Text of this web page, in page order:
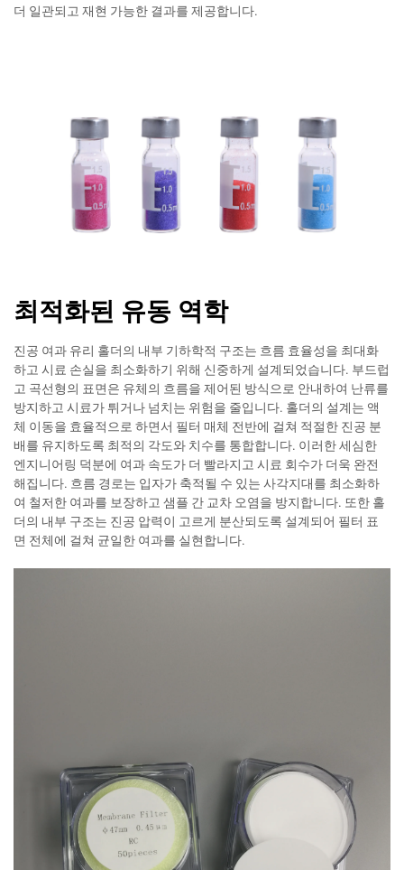
더 일관되고 재현 가능한 결과를 제공합니다.
최적화된 유동 역학
진공 여과 유리 홀더의 내부 기하학적 구조는 흐름 효율성을 최대화
하고 시료 손실을 최소화하기 위해 신중하게 설계되었습니다. 부드럽
고 곡선형의 표면은 유체의 흐름을 제어된 방식으로 안내하여 난류를
방지하고 시료가 튀거나 넘치는 위험을 줄입니다. 홀더의 설계는 액
체 이동을 효율적으로 하면서 필터 매체 전반에 걸쳐 적절한 진공 분
배를 유지하도록 최적의 각도와 치수를 통합합니다. 이러한 세심한
엔지니어링 덕분에 여과 속도가 더 빨라지고 시료 회수가 더욱 완전
해집니다. 흐름 경로는 입자가 축적될 수 있는 사각지대를 최소화하
여 철저한 여과를 보장하고 샘플 간 교차 오염을 방지합니다. 또한 홀
더의 내부 구조는 진공 압력이 고르게 분산되도록 설계되어 필터 표
면 전체에 걸쳐 균일한 여과를 실현합니다.